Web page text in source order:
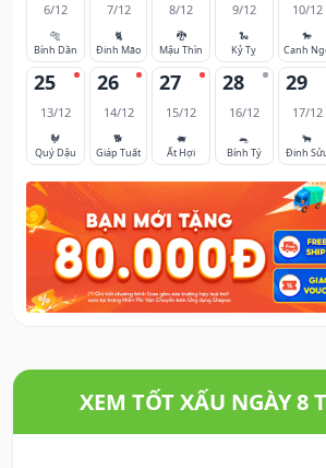
6/12
🐅
Bính Dần
7/12
🐈
Đinh Mão
8/12
🐉
Mậu Thìn
9/12
🐍
Kỷ Tỵ
10/12
🐎
Canh
25
13/12
🐓
Quý Dậu
26
14/12
🐕
Giáp Tuất
27
15/12
🐖
Ất Hợi
28
16/12
🐀
Bính Tý
29
17/12
🐂
Đinh
XEM TỐT XẤU NGÀY 8